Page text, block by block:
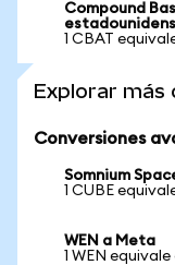
Compound
1 CBAT
Explorar más
Conversiones
Somnium
1 CUBE
WEN a Meta
1 WEN